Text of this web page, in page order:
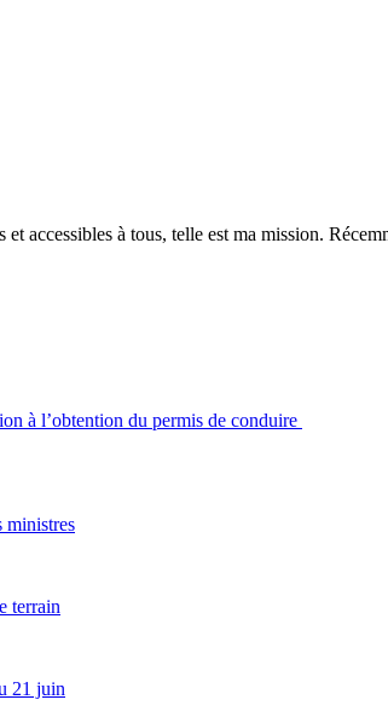
accessibles à tous, telle est ma mission.
à l’obtention du permis de conduire
ministres
terrain
21 juin